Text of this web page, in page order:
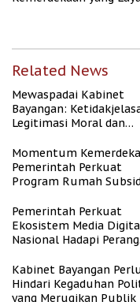
Related News
Mewaspadai Kabinet
Bayangan:
Legitimasi Moral dan
Momentum
Pemerintah Perkuat
Program Rumah
Berpenghasilan Rendah
Pemerintah Perkuat
Ekosistem Media
Nasional Hadapi Perang
Kabinet Bayangan
Hindari Kegaduhan
yang Merugikan Publik